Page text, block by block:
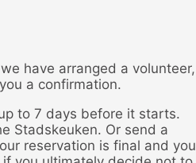
have arranged a volunteer,
a confirmation.
to 7 days before it starts.
Stadskeuken. Or send a
reservation is final and you